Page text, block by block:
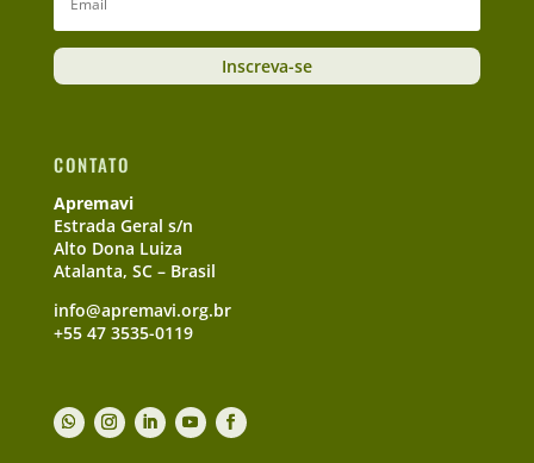
Inscreva-se
CONTATO
Apremavi
Estrada Geral s/n
Alto Dona Luiza
Atalanta, SC – Brasil
info@apremavi.org.br
+55 47 3535-0119